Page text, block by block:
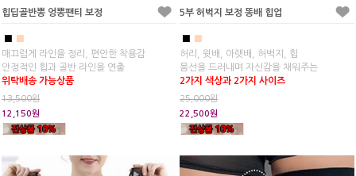
힙딥골반뽕 엉뽕팬티 보정
■
매끄럽게 라인을 정리, 편안한 착용감
안정적인 힙과 골반 라인을 연출
위탁배송 가능상품
13,500원
12,150원
5부 허벅지 보정 똥배 힙업
■
허리, 윗배, 아랫배, 허벅지, 힙
몸선을 드러내며 자신감을 채워주는
2가지 색상과 2가지 사이즈
25,000원
22,500원